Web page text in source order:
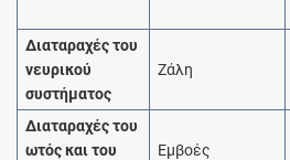
Διαταραχές του
νευρικού
συστήματος
Ζάλη
Διαταραχές του
ωτός και του
Εμβοές